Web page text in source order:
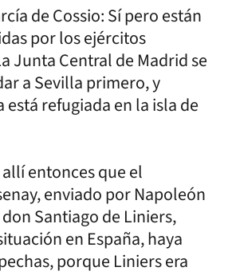
de Cossio: Sí pero están
por los ejércitos
Junta Central de Madrid se
a Sevilla primero, y
refugiada en la isla de
entonces que el
enviado por Napoleón
Santiago de Liniers,
en España, haya
porque Liniers era